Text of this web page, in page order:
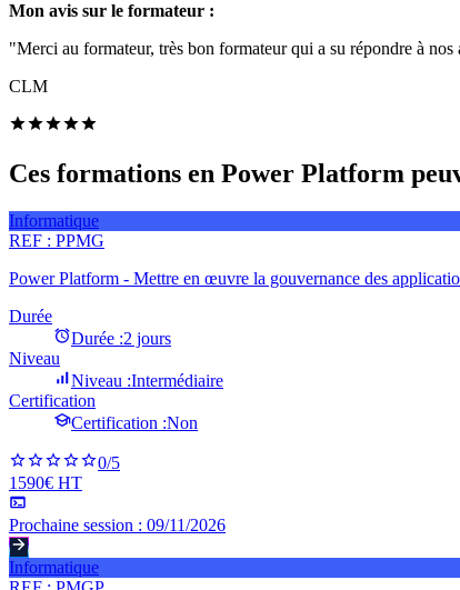
Mon avis sur le formateur :
"Merci au formateur, très bon formateur qui a su répondre à nos
CLM
Ces formations en Power Platform
Informatique
REF : PPMG
Power Platform - Mettre en œuvre la gouvernance des
Durée
Durée :2 jours
Niveau
Niveau :Intermédiaire
Certification
Certification :Non
0/5
1590€ HT
Prochaine session : 09/11/2026
Informatique